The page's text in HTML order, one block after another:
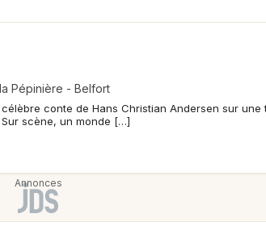
Pépinière - Belfort
conte de Hans Christian Andersen sur une
scène, un monde […]